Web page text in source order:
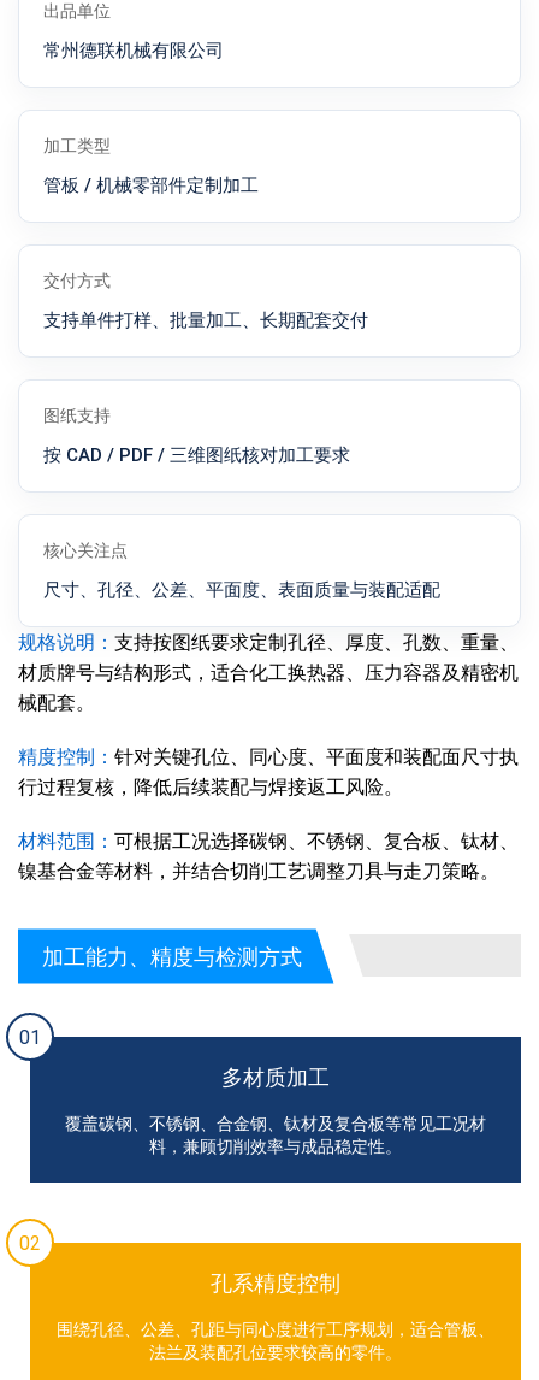
出品单位
常州德联机械有限公司
加工类型
管板 / 机械零部件定制加工
交付方式
支持单件打样、批量加工、长期配套交付
图纸支持
按 CAD / PDF / 三维图纸核对加工要求
核心关注点
尺寸、孔径、公差、平面度、表面质量与装配适配
规格说明： 支持按图纸要求定制孔径、厚度、孔数、重量、
材质牌号与结构形式，适合化工换热器、压力容器及精密机
械配套。
精度控制： 针对关键孔位、同心度、平面度和装配面尺寸执
行过程复核，降低后续装配与焊接返工风险。
材料范围： 可根据工况选择碳钢、不锈钢、复合板、钛材、
镍基合金等材料，并结合切削工艺调整刀具与走刀策略。
加工能力、精度与检测方式
01
多材质加工
覆盖碳钢、不锈钢、合金钢、钛材及复合板等常见工况材
料，兼顾切削效率与成品稳定性。
02
孔系精度控制
围绕孔径、公差、孔距与同心度进行工序规划，适合管板、
法兰及装配孔位要求较高的零件。